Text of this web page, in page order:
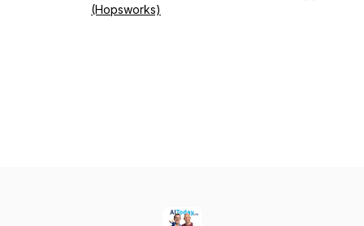
(Hopsworks)